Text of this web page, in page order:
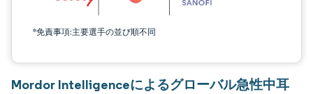
*免責事項:主要選手の並び順不同
Mordor Intelligenceによるグローバル急性中耳